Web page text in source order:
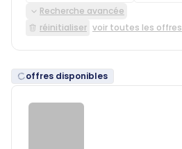
Recherche avancée
réinitialiser voir toutes les offres
offres disponibles